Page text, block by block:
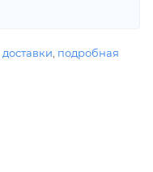
доставки, подробная